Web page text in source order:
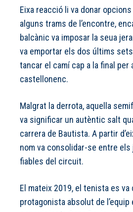
Eixa reacció li va donar
alguns trams de l’encontre,
balcànic va imposar la seua
va emportar els dos últims
tancar el camí cap a la final per
castellonenc.
Malgrat la derrota, aquella
va significar un autèntic salt
carrera de Bautista. A partir
nom va consolidar-se entre els
fiables del circuit.
El mateix 2019, el tenista es
protagonista absolut de l’equip